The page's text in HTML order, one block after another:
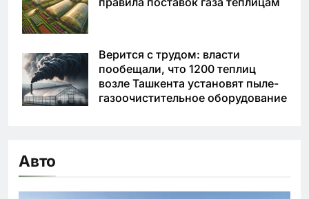
Верится с трудом: власти
пообещали, что 1200 теплиц
возле Ташкента установят пыле-
газоочистительное оборудование
Авто